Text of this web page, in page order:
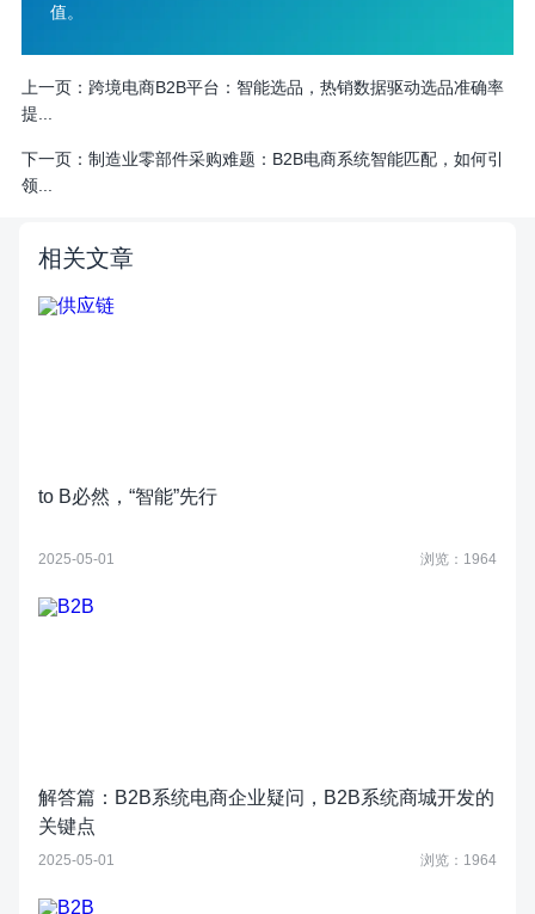
值。
上一页： 跨境电商B2B平台：智能选品，热销数据驱动选品准确率
提...
下一页： 制造业零部件采购难题：B2B电商系统智能匹配，如何引
领...
相关文章
to B必然，“智能”先行
2025-05-01 浏览：1964
解答篇：B2B系统电商企业疑问，B2B系统商城开发的
关键点
2025-05-01 浏览：1964